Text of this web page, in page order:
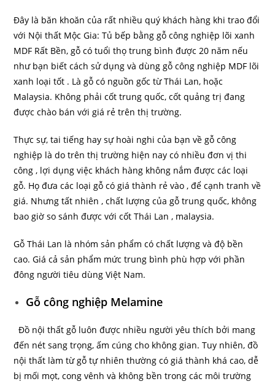
Đây là băn khoăn của rất nhiều quý khách hàng khi trao đổi
với Nội thất Mộc Gia: Tủ bếp bằng gỗ công nghiệp lõi xanh
MDF Rất Bền, gỗ có tuổi thọ trung bình được 20 năm nếu
như bạn biết cách sử dụng và dùng gỗ công nghiệp MDF lõi
xanh loại tốt . Là gỗ có nguồn gốc từ Thái Lan, hoặc
Malaysia. Không phải cốt trung quốc, cốt quảng trị đang
được chào bán với giá rẻ trên thị trường.
Thực sự, tai tiếng hay sự hoài nghi của bạn về gỗ công
nghiệp là do trên thị trường hiện nay có nhiều đơn vị thi
công , lợi dụng việc khách hàng không nắm được các loại
gỗ. Họ đưa các loại gỗ có giá thành rẻ vào , để cạnh tranh về
giá. Nhưng tất nhiên , chất lượng của gỗ trung quốc, không
bao giờ so sánh được với cốt Thái Lan , malaysia.
Gỗ Thái Lan là nhóm sản phẩm có chất lượng và độ bền
cao. Giá cả sản phẩm mức trung bình phù hợp với phần
đông người tiêu dùng Việt Nam.
Gỗ công nghiệp Melamine
Đồ nội thất gỗ luôn được nhiều người yêu thích bởi mang
đến nét sang trọng, ấm cúng cho không gian. Tuy nhiên, đồ
nội thất làm từ gỗ tự nhiên thường có giá thành khá cao, dễ
bị mối mọt, cong vênh và không bền trong các môi trường